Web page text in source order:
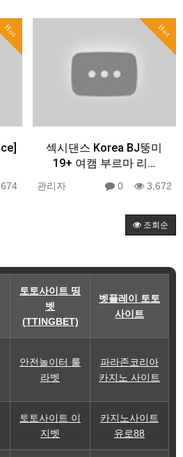
Hot Hot
섹시댄스 Korea BJ뚱미
19+ 여캠 부르마 리…
관리자 0 3,672
조회순
토토사이트 띵
벳
(TTINGBET)
벳플레이 토토
사이트
안전놀이터 룰
라벳
파라존코리아
카지노 사이트
토토사이트 이
지벳
카지노사이트
유로88